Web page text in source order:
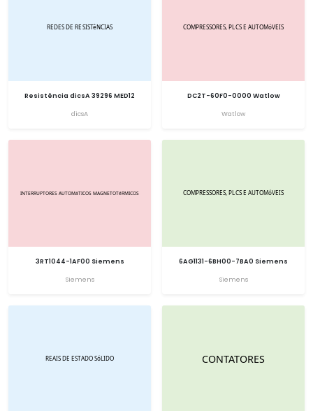
Resistência dicsA 39296 MED12
dicsA
DC2T-60F0-0000 Watlow
Watlow
3RT1044-1AF00 Siemens
Siemens
6AG1131-6BH00-7BA0 Siemens
Siemens